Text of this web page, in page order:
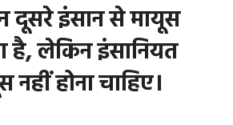
दूसरे इंसान से मायूस
है, लेकिन इंसानियत
नहीं होना चाहिए।